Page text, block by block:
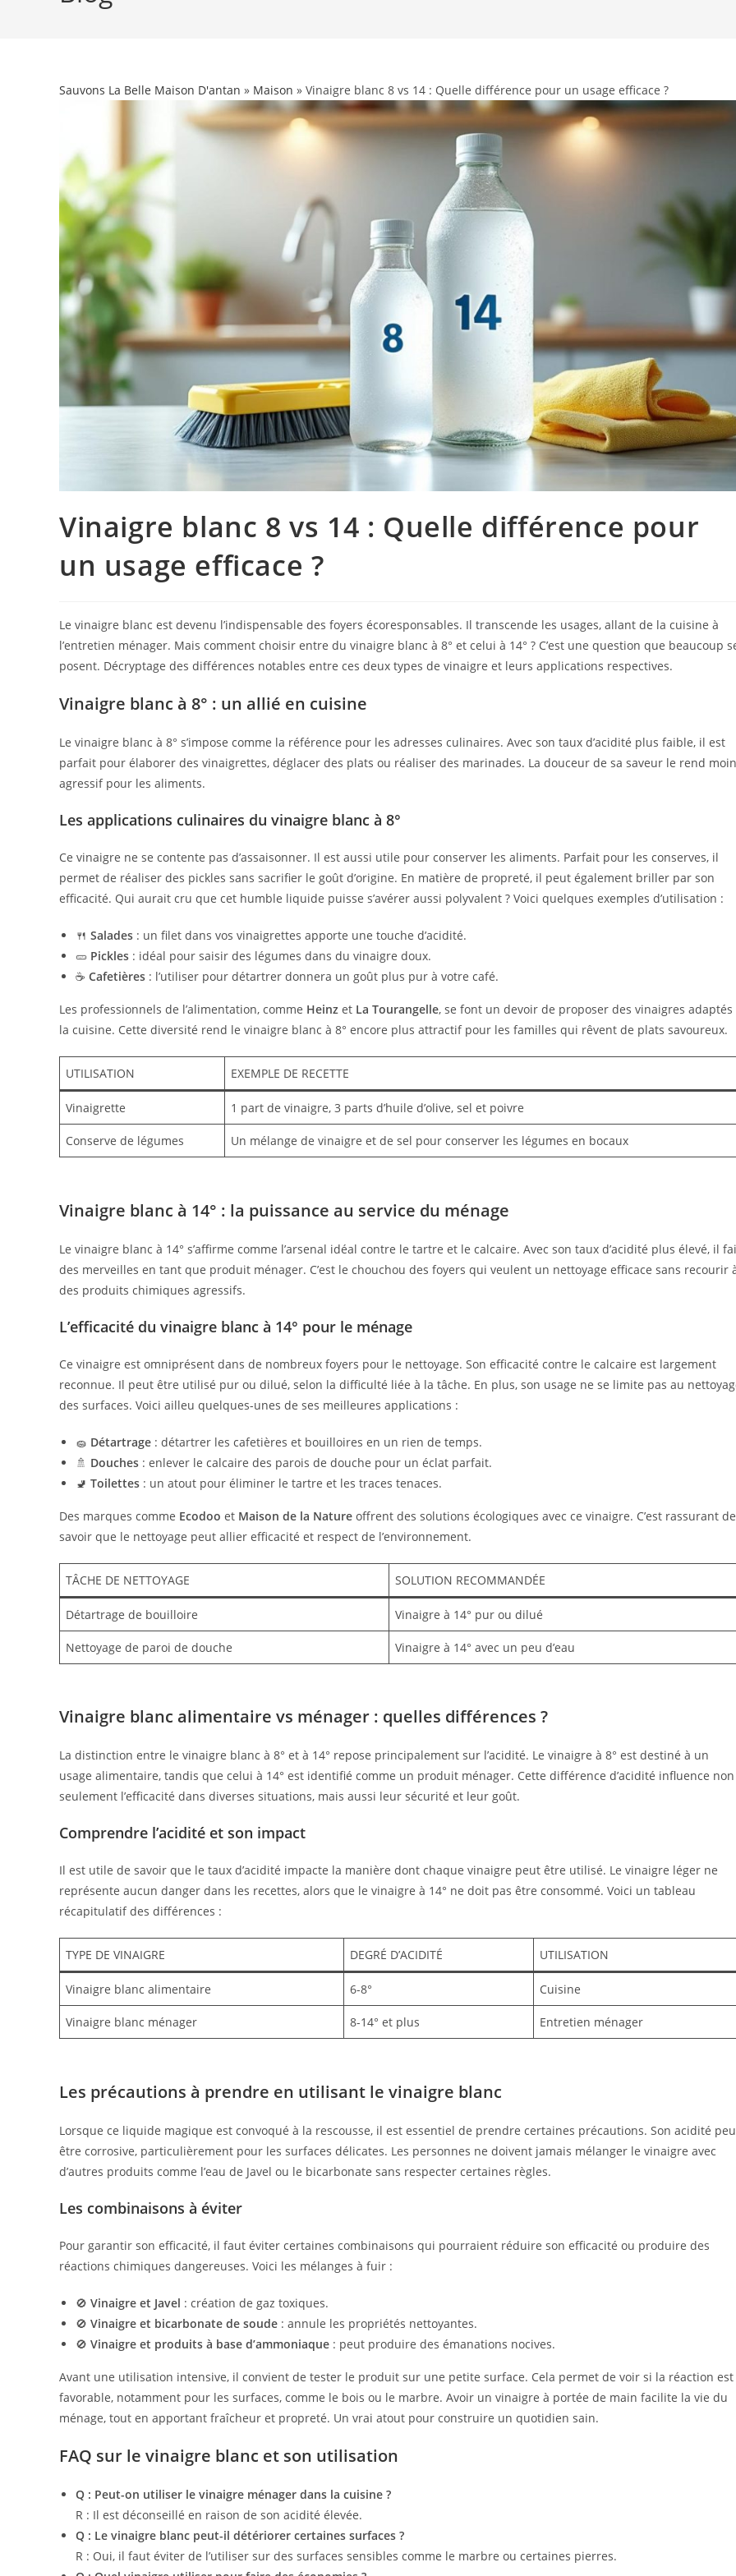
Sauvons La Belle Maison D'antan » Maison » Vinaigre blanc 8 vs 14 : Quelle différence pour un usage efficace ?
Vinaigre blanc 8 vs 14 : Quelle différence pour
un usage efficace ?
Le vinaigre blanc est devenu l’indispensable des foyers écoresponsables. Il transcende les usages, allant de la cuisine à
l’entretien ménager. Mais comment choisir entre du vinaigre blanc à 8° et celui à 14° ? C’est une question que beaucoup
posent. Décryptage des différences notables entre ces deux types de vinaigre et leurs applications respectives.
Vinaigre blanc à 8° : un allié en cuisine
Le vinaigre blanc à 8° s’impose comme la référence pour les adresses culinaires. Avec son taux d’acidité plus faible, il est
parfait pour élaborer des vinaigrettes, déglacer des plats ou réaliser des marinades. La douceur de sa saveur le rend
agressif pour les aliments.
Les applications culinaires du vinaigre blanc à 8°
Ce vinaigre ne se contente pas d’assaisonner. Il est aussi utile pour conserver les aliments. Parfait pour les conserves, il
permet de réaliser des pickles sans sacrifier le goût d’origine. En matière de propreté, il peut également briller par son
efficacité. Qui aurait cru que cet humble liquide puisse s’avérer aussi polyvalent ? Voici quelques exemples d’utilisation :
🍴 Salades : un filet dans vos vinaigrettes apporte une touche d’acidité.
🥒 Pickles : idéal pour saisir des légumes dans du vinaigre doux.
☕ Cafetières : l’utiliser pour détartrer donnera un goût plus pur à votre café.
Les professionnels de l’alimentation, comme Heinz et La Tourangelle, se font un devoir de proposer des vinaigres adaptés
la cuisine. Cette diversité rend le vinaigre blanc à 8° encore plus attractif pour les familles qui rêvent de plats savoureux.
UTILISATION EXEMPLE DE RECETTE
Vinaigrette 1 part de vinaigre, 3 parts d’huile d’olive, sel et poivre
Conserve de légumes Un mélange de vinaigre et de sel pour conserver les légumes en bocaux
Vinaigre blanc à 14° : la puissance au service du ménage
Le vinaigre blanc à 14° s’affirme comme l’arsenal idéal contre le tartre et le calcaire. Avec son taux d’acidité plus élevé, il
des merveilles en tant que produit ménager. C’est le chouchou des foyers qui veulent un nettoyage efficace sans recourir
des produits chimiques agressifs.
L’efficacité du vinaigre blanc à 14° pour le ménage
Ce vinaigre est omniprésent dans de nombreux foyers pour le nettoyage. Son efficacité contre le calcaire est largement
reconnue. Il peut être utilisé pur ou dilué, selon la difficulté liée à la tâche. En plus, son usage ne se limite pas au
des surfaces. Voici ailleu quelques-unes de ses meilleures applications :
🧽 Détartrage : détartrer les cafetières et bouilloires en un rien de temps.
🚿 Douches : enlever le calcaire des parois de douche pour un éclat parfait.
🚽 Toilettes : un atout pour éliminer le tartre et les traces tenaces.
Des marques comme Ecodoo et Maison de la Nature offrent des solutions écologiques avec ce vinaigre. C’est rassurant de
savoir que le nettoyage peut allier efficacité et respect de l’environnement.
TÂCHE DE NETTOYAGE SOLUTION RECOMMANDÉE
Détartrage de bouilloire Vinaigre à 14° pur ou dilué
Nettoyage de paroi de douche Vinaigre à 14° avec un peu d’eau
Vinaigre blanc alimentaire vs ménager : quelles différences ?
La distinction entre le vinaigre blanc à 8° et à 14° repose principalement sur l’acidité. Le vinaigre à 8° est destiné à un
usage alimentaire, tandis que celui à 14° est identifié comme un produit ménager. Cette différence d’acidité influence non
seulement l’efficacité dans diverses situations, mais aussi leur sécurité et leur goût.
Comprendre l’acidité et son impact
Il est utile de savoir que le taux d’acidité impacte la manière dont chaque vinaigre peut être utilisé. Le vinaigre léger ne
représente aucun danger dans les recettes, alors que le vinaigre à 14° ne doit pas être consommé. Voici un tableau
récapitulatif des différences :
TYPE DE VINAIGRE DEGRÉ D’ACIDITÉ UTILISATION
Vinaigre blanc alimentaire 6-8° Cuisine
Vinaigre blanc ménager 8-14° et plus Entretien ménager
Les précautions à prendre en utilisant le vinaigre blanc
Lorsque ce liquide magique est convoqué à la rescousse, il est essentiel de prendre certaines précautions. Son acidité
être corrosive, particulièrement pour les surfaces délicates. Les personnes ne doivent jamais mélanger le vinaigre avec
d’autres produits comme l’eau de Javel ou le bicarbonate sans respecter certaines règles.
Les combinaisons à éviter
Pour garantir son efficacité, il faut éviter certaines combinaisons qui pourraient réduire son efficacité ou produire des
réactions chimiques dangereuses. Voici les mélanges à fuir :
🚫 Vinaigre et Javel : création de gaz toxiques.
🚫 Vinaigre et bicarbonate de soude : annule les propriétés nettoyantes.
🚫 Vinaigre et produits à base d’ammoniaque : peut produire des émanations nocives.
Avant une utilisation intensive, il convient de tester le produit sur une petite surface. Cela permet de voir si la réaction est
favorable, notamment pour les surfaces, comme le bois ou le marbre. Avoir un vinaigre à portée de main facilite la vie du
ménage, tout en apportant fraîcheur et propreté. Un vrai atout pour construire un quotidien sain.
FAQ sur le vinaigre blanc et son utilisation
Q : Peut-on utiliser le vinaigre ménager dans la cuisine ?
R : Il est déconseillé en raison de son acidité élevée.
Q : Le vinaigre blanc peut-il détériorer certaines surfaces ?
R : Oui, il faut éviter de l’utiliser sur des surfaces sensibles comme le marbre ou certaines pierres.